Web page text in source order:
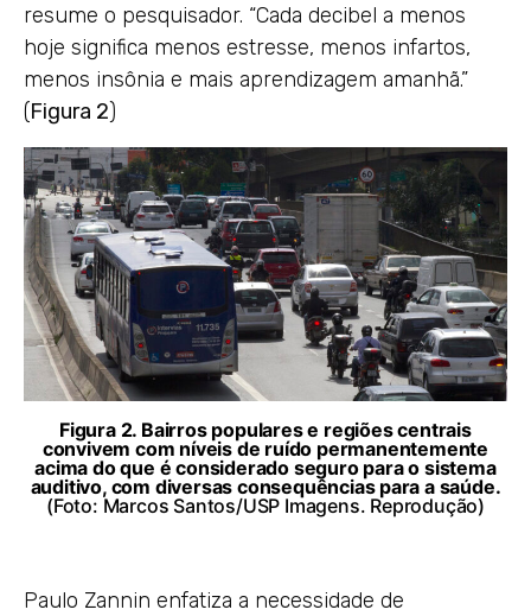
resume o pesquisador. “Cada decibel a menos
hoje significa menos estresse, menos infartos,
menos insônia e mais aprendizagem amanhã.”
(Figura 2)
Figura 2. Bairros populares e regiões centrais
convivem com níveis de ruído permanentemente
acima do que é considerado seguro para o sistema
auditivo, com diversas consequências para a saúde.
(Foto: Marcos Santos/USP Imagens. Reprodução)
Paulo Zannin enfatiza a necessidade de